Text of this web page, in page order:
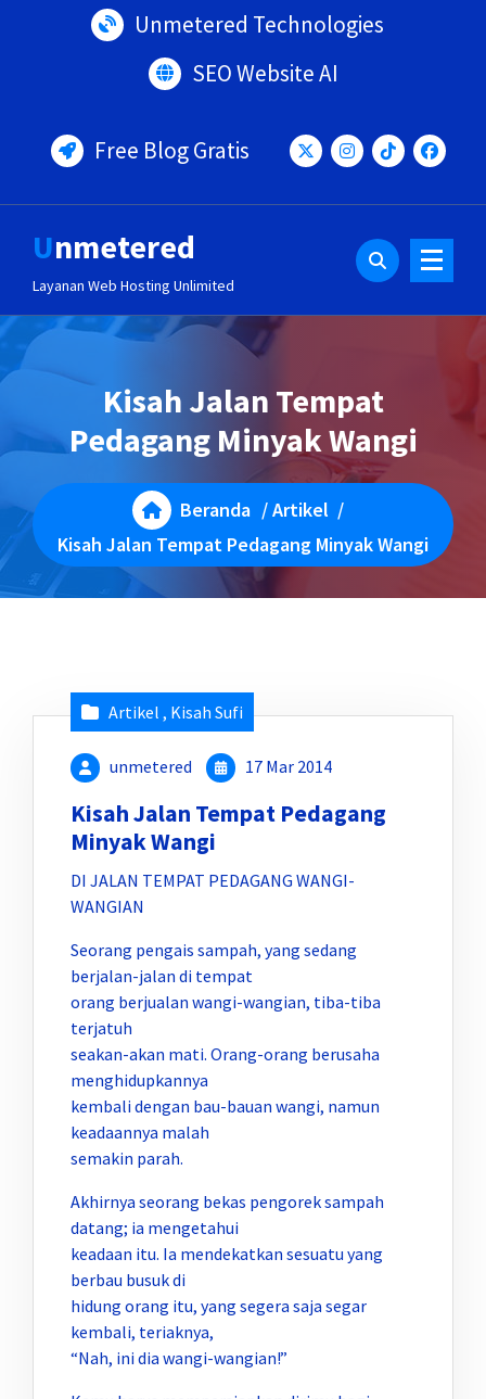
Unmetered Technologies
SEO Website AI
Free Blog Gratis
Unmetered
Layanan Web Hosting Unlimited
Kisah Jalan Tempat
Pedagang Minyak Wangi
Beranda /Artikel /
Kisah Jalan Tempat Pedagang Minyak Wangi
Artikel , Kisah Sufi
unmetered 17 Mar 2014
Kisah Jalan Tempat Pedagang
Minyak Wangi
DI JALAN TEMPAT PEDAGANG WANGI-
WANGIAN
Seorang pengais sampah, yang sedang
berjalan-jalan di tempat
orang berjualan wangi-wangian, tiba-tiba
terjatuh
seakan-akan mati. Orang-orang berusaha
menghidupkannya
kembali dengan bau-bauan wangi, namun
keadaannya malah
semakin parah.
Akhirnya seorang bekas pengorek sampah
datang; ia mengetahui
keadaan itu. Ia mendekatkan sesuatu yang
berbau busuk di
hidung orang itu, yang segera saja segar
kembali, teriaknya,
“Nah, ini dia wangi-wangian!”